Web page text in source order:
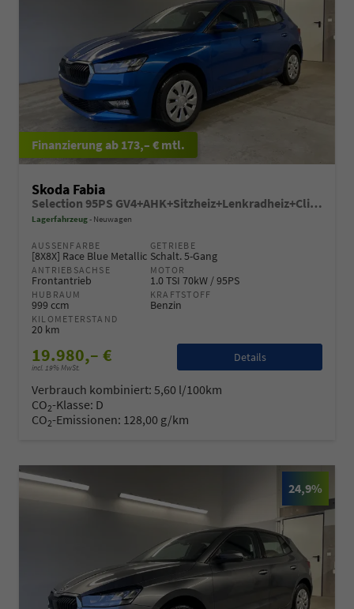
ab 173,– € mtl.
Skoda Fabia
Selection 95PS GV4+AHK+Sitzheiz+Lenkradheiz+Climatronic+Tempomat+PDC
Lagerfahrzeug Neuwagen
AUSSENFARBE
[8X8X] Race Blue Metallic
GETRIEBE
Schalt. 5-Gang
ANTRIEBSACHSE
Frontantrieb
MOTOR
1.0 TSI 70kW / 95PS
HUBRAUM
999 ccm
KRAFTSTOFF
Benzin
KILOMETERSTAND
20 km
19.980,– €
incl. 19% MwSt.
Details
Verbrauch kombiniert: 5,60 l/100km
CO2-Klasse: D
CO2-Emissionen: 128,00 g/km
24,9%